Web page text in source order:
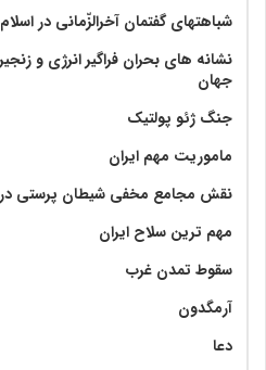
شباهتهای گفتمان آخر‌الزّمانی در
نشانه های بحران فراگیر انرژی و
جهان
جنگ ژئو پولتیک
ماموریت مهم ایران
نقش مجامع مخفی شیطان پرستی
مهم ترین سلاح ایران
سقوط تمدن غرب
آرمگدون
دعا